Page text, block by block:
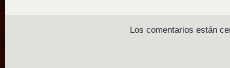
Los comentarios están